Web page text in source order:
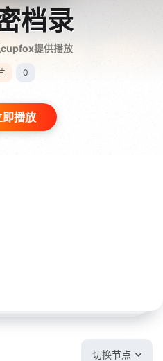
档录
提供播放
0
即播放
切换节点